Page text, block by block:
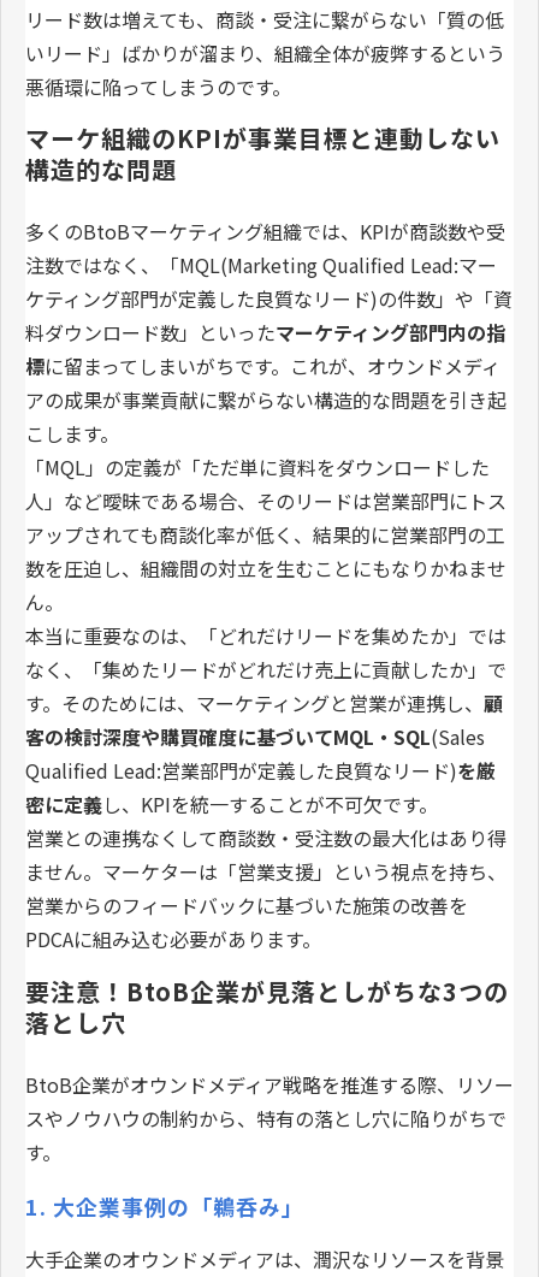
リード数は増えても、商談・受注に繋がらない「質の低
いリード」ばかりが溜まり、組織全体が疲弊するという
悪循環に陥ってしまうのです。
マーケ組織のKPIが事業目標と連動しない
構造的な問題
多くのBtoBマーケティング組織では、KPIが商談数や受
注数ではなく、「MQL(Marketing Qualified Lead:マー
ケティング部門が定義した良質なリード)の件数」や「資
料ダウンロード数」といったマーケティング部門内の指
標に留まってしまいがちです。これが、オウンドメディ
アの成果が事業貢献に繋がらない構造的な問題を引き起
こします。
「MQL」の定義が「ただ単に資料をダウンロードした
人」など曖昧である場合、そのリードは営業部門にトス
アップされても商談化率が低く、結果的に営業部門の工
数を圧迫し、組織間の対立を生むことにもなりかねませ
ん。
本当に重要なのは、「どれだけリードを集めたか」では
なく、「集めたリードがどれだけ売上に貢献したか」で
す。そのためには、マーケティングと営業が連携し、 顧
客の検討深度や購買確度に基づいてMQL・SQL(Sales
Qualified Lead:営業部門が定義した良質なリード)を厳
密に定義し、KPIを統一することが不可欠です。
営業との連携なくして商談数・受注数の最大化はあり得
ません。マーケターは「営業支援」という視点を持ち、
営業からのフィードバックに基づいた施策の改善を
PDCAに組み込む必要があります。
要注意！BtoB企業が見落としがちな3つの
落とし穴
BtoB企業がオウンドメディア戦略を推進する際、リソー
スやノウハウの制約から、特有の落とし穴に陥りがちで
す。
1. 大企業事例の「鵜呑み」
大手企業のオウンドメディアは、潤沢なリソースを背景